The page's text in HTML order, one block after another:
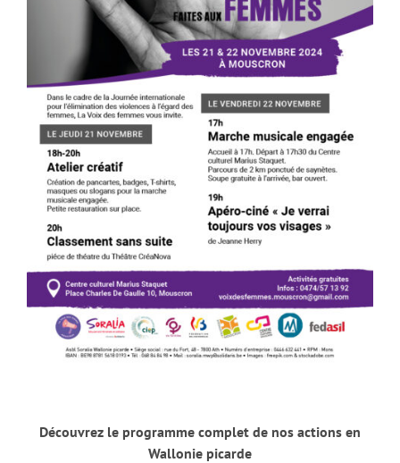
Découvrez le programme complet de nos actions en
Wallonie picarde